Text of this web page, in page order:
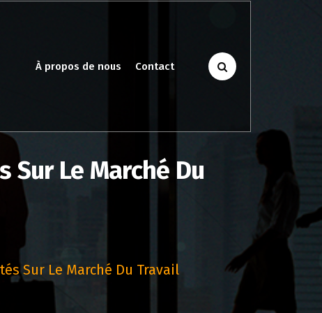
À propos de nous Contact
Sur Le Marché Du
Sur Le Marché Du Travail